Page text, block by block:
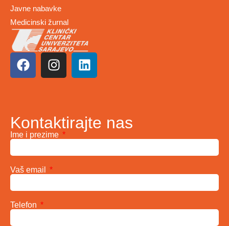
Javne nabavke
Medicinski žurnal
Kontaktirajte nas
Ime i prezime
Vaš email
Telefon